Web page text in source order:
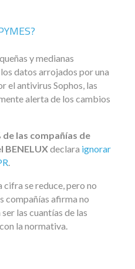
y medianas
datos arrojados por una
el antivirus Sophos, las
alerta de los cambios
de las compañías de
BENELUXdeclara ignorar
.
cifra se reduce, pero no
compañías afirma no
las cuantías de las
la normativa.